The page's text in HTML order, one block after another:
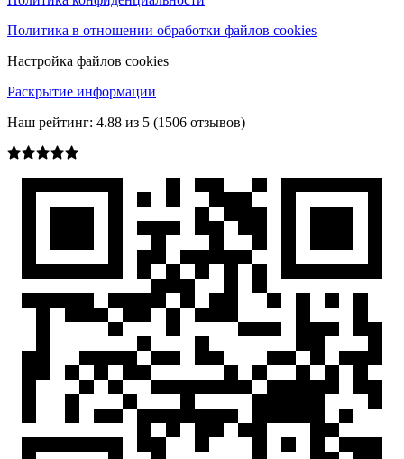
Политика в отношении обработки файлов cookies
Настройка файлов cookies
Раскрытие информации
Наш рейтинг: 4.88 из 5 (1506 отзывов)